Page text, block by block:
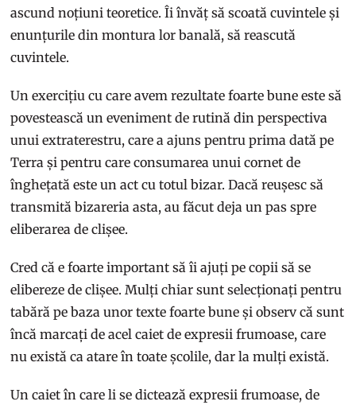
ascund noțiuni teoretice. Îi învăț să scoată cuvintele și
enunțurile din montura lor banală, să reascută
cuvintele.
Un exercițiu cu care avem rezultate foarte bune este să
povestească un eveniment de rutină din perspectiva
unui extraterestru, care a ajuns pentru prima dată pe
Terra și pentru care consumarea unui cornet de
înghețată este un act cu totul bizar. Dacă reușesc să
transmită bizareria asta, au făcut deja un pas spre
eliberarea de clișee.
Cred că e foarte important să îi ajuți pe copii să se
elibereze de clișee. Mulți chiar sunt selecționați pentru
tabără pe baza unor texte foarte bune și observ că sunt
încă marcați de acel caiet de expresii frumoase, care
nu există ca atare în toate școlile, dar la mulți există.
Un caiet în care li se dictează expresii frumoase, de